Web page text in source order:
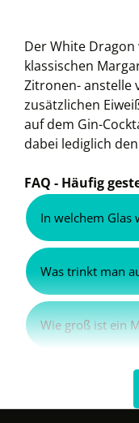
Der White
klassischen
Zitronen- anstelle
zusätzlichen
auf dem Gin-
dabei lediglich
FAQ - Häufig
In welchem Glas
Bei Margarita
Gläser speziell
Margaritas und
Technisch
Champagner-
zwei Ebenen
Was trinkt man
Während
für (Frozen)
ermöglichen
Innovation:
White Dragon
eine super
Wie groß ist ein
liegt zwischen